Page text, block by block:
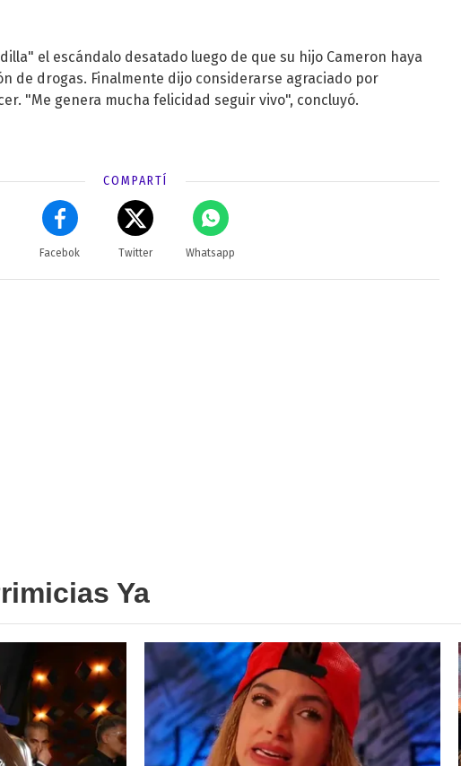
el escándalo desatado luego de que su hijo Cameron haya
de drogas. Finalmente dijo considerarse agraciado por
"Me genera mucha felicidad seguir vivo", concluyó.
COMPARTÍ
Facebok Twitter Whatsapp
Ya